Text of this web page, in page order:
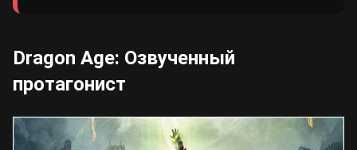
Dragon Age: Озвученный
протагонист